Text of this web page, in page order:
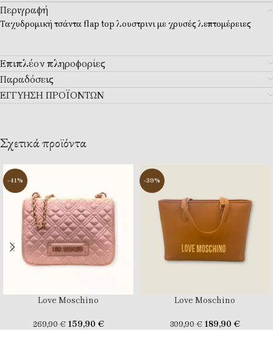
Περιγραφή
Ταχυδρομική τσάντα flap top λουστρινι με χρυσές λεπτομέρειες
Επιπλέον πληροφορίες
Παραδόσεις
ΕΓΓΥΗΣΗ ΠΡΟΪΟΝΤΩΝ
Σχετικά προϊόντα
-41%
Love Moschino
269,90€ 159,90 €
-39%
Love Moschino
309,90€ 189,90 €